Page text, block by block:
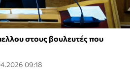
στους βουλευτές που
09:18